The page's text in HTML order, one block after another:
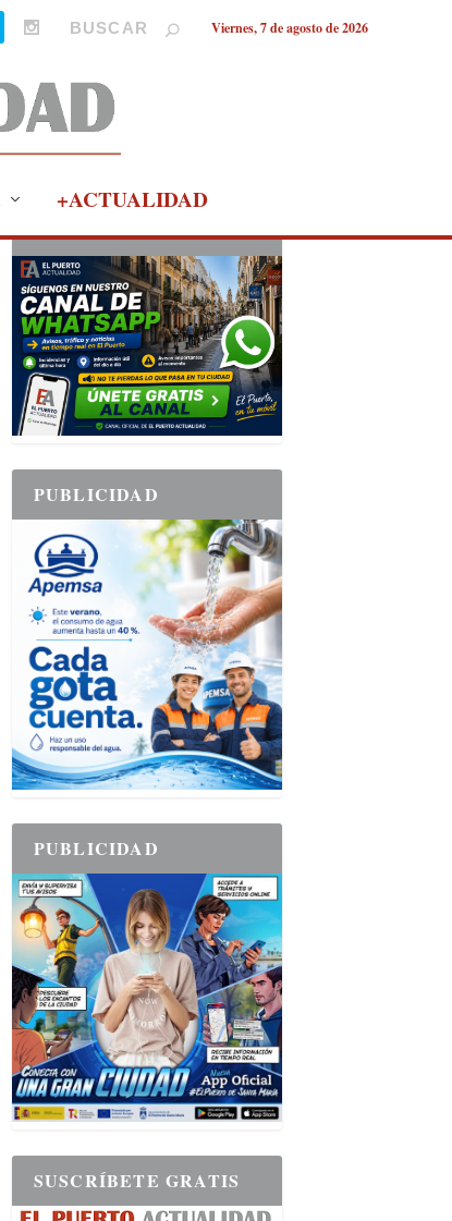
Viernes, 7 de agosto de 2026
+ACTUALIDAD
PUBLICIDAD
PUBLICIDAD
PUBLICIDAD
SUSCRÍBETE GRATIS